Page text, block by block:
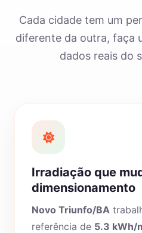
Cada cidade tem um
diferente da outra, faça
dados reais do
Irradiação que
dimensionamento
Novo Triunfo/BA
referência de 5.3 kWh/